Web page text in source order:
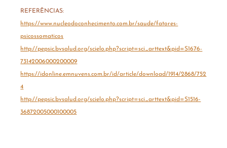
REFERÊNCIAS:
https://www.nucleodoconhecimento.com.br/saude/fatores-
psicossomaticos
http://pepsic.bvsalud.org/scielo.php?script=sci_arttext&pid=S1676-
73142006000200009
https://idonline.emnuvens.com.br/id/article/download/1914/2868/752
4
http://pepsic.bvsalud.org/scielo.php?script=sci_arttext&pid=S1516-
36872005000100005